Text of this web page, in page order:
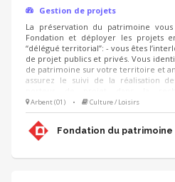
Gestion de projets
La préservation du patrimoine
Fondation et déployer les projets
“délégué territorial”: - vous êtes
de projet publics et privés. Vous
de patrimoine sur votre territoire et
assurez le suivi de la réalisation
communication, l'animation de sa
projet. - Vous contribuez au
ressources (mécènes, donateurs,
les actions de la Fondation.
Arbent (01) • Culture / Loisirs
Fondation du